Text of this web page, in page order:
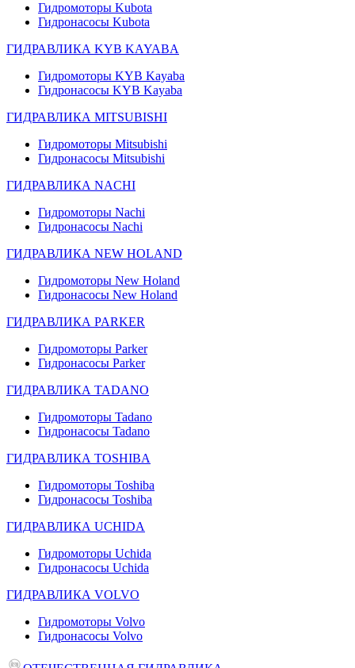
Гидромоторы Kubota
Гидронасосы Kubota
ГИДРАВЛИКА KYB KAYABA
Гидромоторы KYB Kayaba
Гидронасосы KYB Kayaba
ГИДРАВЛИКА MITSUBISHI
Гидромоторы Mitsubishi
Гидронасосы Mitsubishi
ГИДРАВЛИКА NACHI
Гидромоторы Nachi
Гидронасосы Nachi
ГИДРАВЛИКА NEW HOLAND
Гидромоторы New Holand
Гидронасосы New Holand
ГИДРАВЛИКА PARKER
Гидромоторы Parker
Гидронасосы Parker
ГИДРАВЛИКА TADANO
Гидромоторы Tadano
Гидронасосы Tadano
ГИДРАВЛИКА TOSHIBA
Гидромоторы Toshiba
Гидронасосы Toshiba
ГИДРАВЛИКА UCHIDA
Гидромоторы Uchida
Гидронасосы Uchida
ГИДРАВЛИКА VOLVO
Гидромоторы Volvo
Гидронасосы Volvo